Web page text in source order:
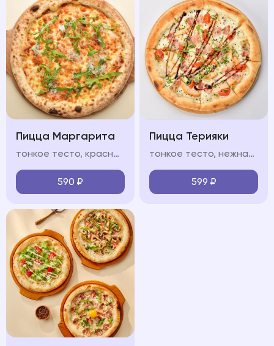
Пицца Маргарита
тонкое тесто, красный/белый соус, моцарелла, руккола, пармезан
590 ₽
Пицца Терияки
тонкое тесто, нежная курица в сладковатом соусе терияки, моцарелла, сливочный белый соус, кунжут
599 ₽